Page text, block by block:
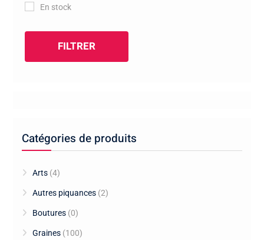
En stock
FILTRER
Catégories de produits
Arts (4)
Autres piquances (2)
Boutures (0)
Graines (100)